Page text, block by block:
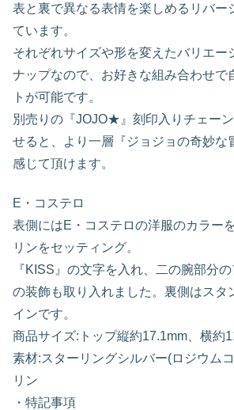
表と裏で異なる表情を楽しめるリバー
ています。
それぞれサイズや形を変えたバリエー
ナップなので、お好きな組み合わせで
トが可能です。
別売りの『JOJO★』刻印入りチェー
せると、より一層『ジョジョの奇妙な
感じて頂けます。
E・コステロ
表側にはE・コステロの洋服のカラー
リンをセッティング。
『KISS』の文字を入れ、二の腕部分
の装飾も取り入れました。裏側はスタ
インです。
商品サイズ:トップ縦約17.1mm、横約
素材:スターリングシルバー(ロジウム
リン
・特記事項